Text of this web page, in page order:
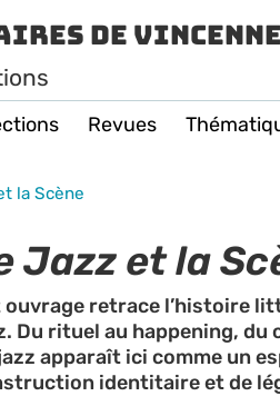
de
Revues
la Scène
Jazz et la
ouvrage retrace l’histoire
Du rituel au happening, du
apparaît ici comme un
identitaire et de